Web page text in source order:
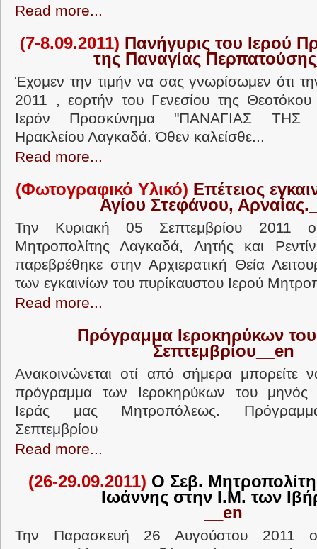
Read more...
(7-8.09.2011) Πανήγυρις του Ιερού
της Παναγίας
Έχομεν την τιμήν να σας γνωρίσωμεν ότι
2011 , εορτήν του Γενεσίου της Θεοτόκου
Ιερόν Προσκύνημα "ΠΑΝΑΓΙΑΣ ΤΗΣ
Ηρακλείου Λαγκαδά. Όθεν καλείσθε...
Read more...
(Φωτογραφικό Υλικό) Επέτειος
Αγίου Στεφάνου,
Την Κυριακή 05 Σεπτεμβρίου 2011 ο
Μητροπολίτης Λαγκαδά, Λητής και
παρεβρέθηκε στην Αρχιερατική Θεία
των εγκαινίων του πυρίκαυστου Ιερού
Read more...
Πρόγραμμα Ιεροκηρύκων
Σεπτεμβρίου__en
Ανακοινώνεται οτί από σήμερα μπορείτε
πρόγραμμα των Ιεροκηρύκων του μηνός
Ιεράς μας Μητροπόλεως.
Σεπτεμβρίου
Read more...
(26-29.09.2011) Ο Σεβ.
Ιωάννης στην Ι.Μ. των
__en
Την Παρασκευή 26 Αυγούστου 2011 ο